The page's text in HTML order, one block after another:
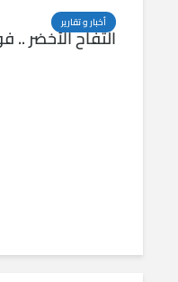
أخبار و تقارير
التفاح الأخضر ..